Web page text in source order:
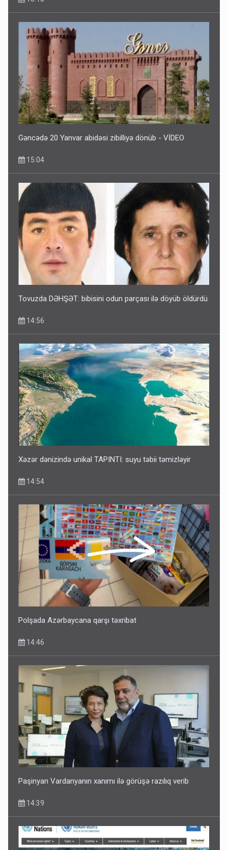
Gəncədə 20 Yanvar abidəsi zibilliyə dönüb - VİDEO
15:04
Tovuzda DƏHŞƏT: bibisini odun parçası ilə döyüb öldürdü
14:56
Xəzər dənizində unikal TAPINTI: suyu təbii təmizləyir
14:54
Polşada Azərbaycana qarşı təxribat
14:46
Paşinyan Vardanyanın xanımı ilə görüşə razılıq verib
14:39